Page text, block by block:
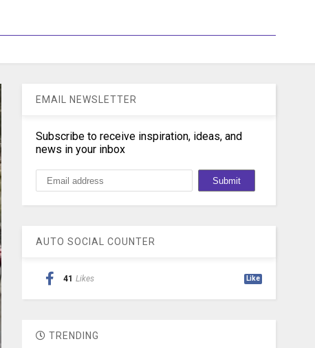
EMAIL NEWSLETTER
Subscribe to receive inspiration, ideas, and
news in your inbox
AUTO SOCIAL COUNTER
41 Likes Like
TRENDING